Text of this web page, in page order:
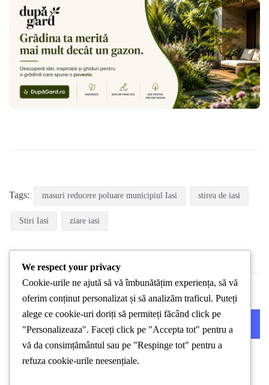
Tags: masuri reducere poluare municipiul Iasi stirea de iasi
Stiri Iasi ziare iasi
We respect your privacy
Cookie-urile ne ajută să vă îmbunătățim experiența, să vă
oferim conținut personalizat și să analizăm traficul. Puteți
alege ce cookie-uri doriți să permiteți făcând click pe
"Personalizeaza". Faceți click pe "Accepta tot" pentru a
vă da consimțământul sau pe "Respinge tot" pentru a
refuza cookie-urile neesențiale.